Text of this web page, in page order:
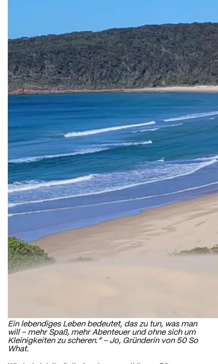
Ein lebendiges Leben bedeutet, das zu tun, was man
will – mehr Spaß, mehr Abenteuer und ohne sich um
Kleinigkeiten zu scheren.“ – Jo, Gründerin von 50 So
What.